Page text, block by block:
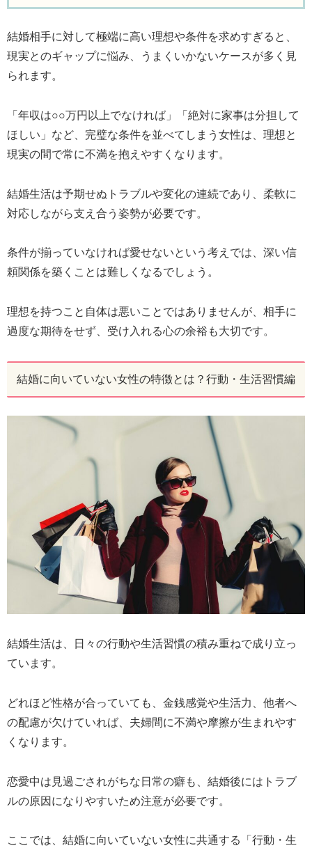
結婚相手に対して極端に高い理想や条件を求めすぎると、
現実とのギャップに悩み、うまくいかないケースが多く見
られます。
「年収は○○万円以上でなければ」「絶対に家事は分担して
ほしい」など、完璧な条件を並べてしまう女性は、理想と
現実の間で常に不満を抱えやすくなります。
結婚生活は予期せぬトラブルや変化の連続であり、柔軟に
対応しながら支え合う姿勢が必要です。
条件が揃っていなければ愛せないという考えでは、深い信
頼関係を築くことは難しくなるでしょう。
理想を持つこと自体は悪いことではありませんが、相手に
過度な期待をせず、受け入れる心の余裕も大切です。
結婚に向いていない女性の特徴とは？行動・生活習慣編
結婚生活は、日々の行動や生活習慣の積み重ねで成り立っ
ています。
どれほど性格が合っていても、金銭感覚や生活力、他者へ
の配慮が欠けていれば、夫婦間に不満や摩擦が生まれやす
くなります。
恋愛中は見過ごされがちな日常の癖も、結婚後にはトラブ
ルの原因になりやすいため注意が必要です。
ここでは、結婚に向いていない女性に共通する「行動・生